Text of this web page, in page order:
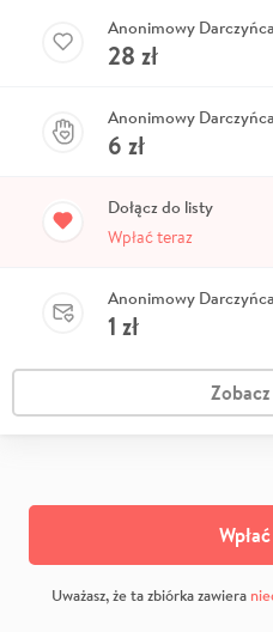
Anonimowy Darczyńca
28 zł
Anonimowy Darczyńca
6 zł
Dołącz do listy
Wpłać teraz
Anonimowy Darczyńca
1 zł
Uważasz, że ta zbiórka zawiera